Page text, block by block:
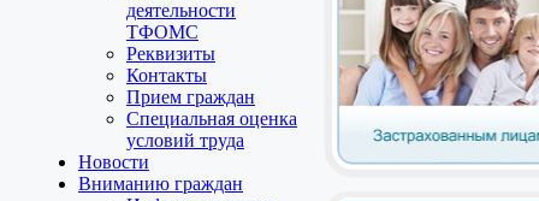
деятельности
ТФОМС
Реквизиты
Контакты
Прием граждан
Специальная оценка
условий труда
Новости
Вниманию граждан